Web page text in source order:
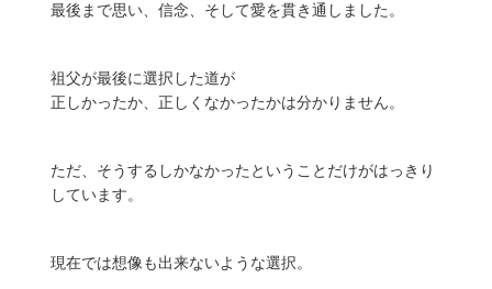
最後まで思い、信念、そして愛を貫き通しました。
祖父が最後に選択した道が
正しかったか、正しくなかったかは分かりません。
ただ、そうするしかなかったということだけがはっきり
しています。
現在では想像も出来ないような選択。